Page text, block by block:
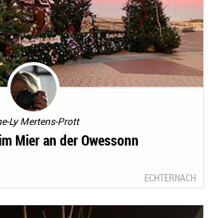
Ly Mertens-Prott
Mier an der Owessonn
ECHTERNACH